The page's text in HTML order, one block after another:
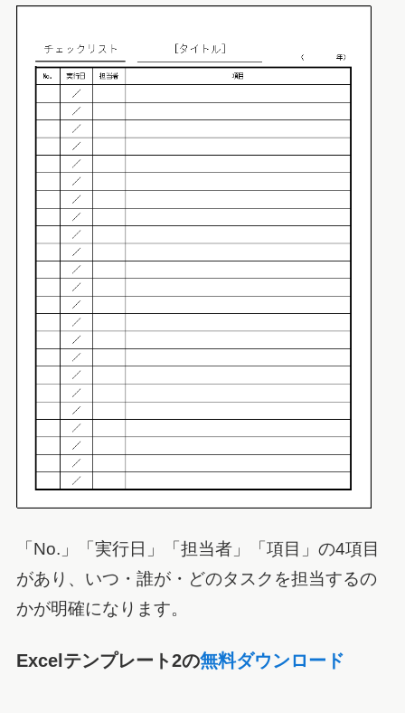
「No.」「実行日」「担当者」「項目」の4項目
があり、いつ・誰が・どのタスクを担当するの
かが明確になります。
Excelテンプレート2の無料ダウンロード